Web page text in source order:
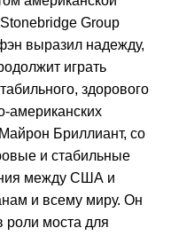
Group
выразил надежду,
играть
здорового
американских
Бриллиант, со
и стабильные
между США и
и всему миру. Он
роли моста для